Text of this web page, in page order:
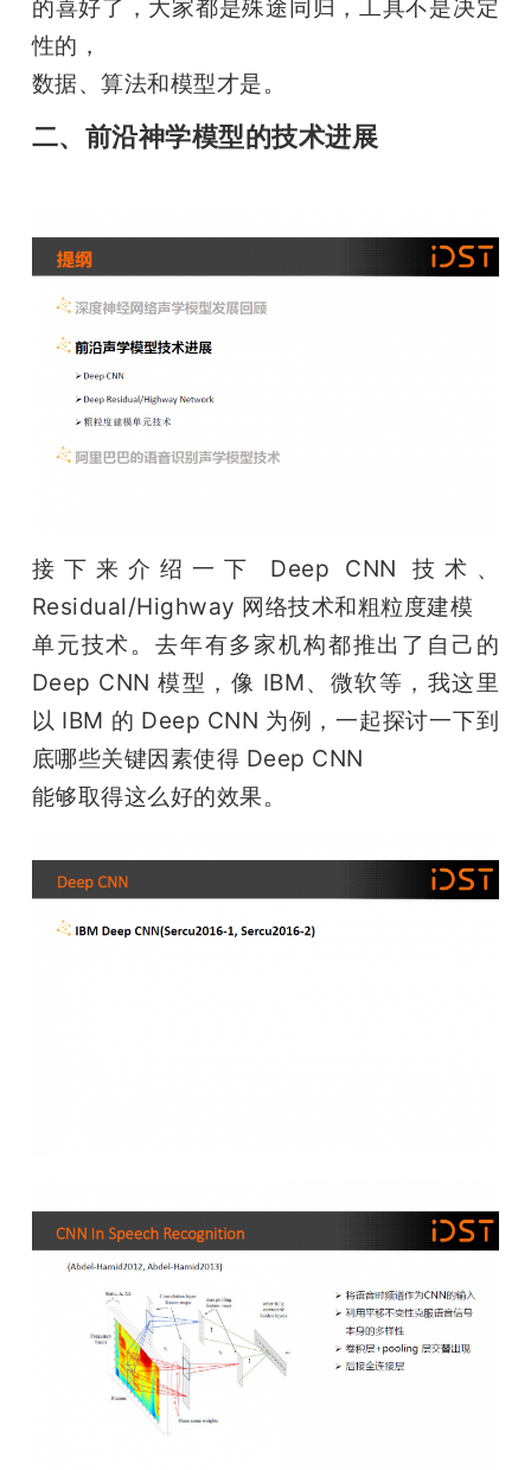
的喜好了，大家都是殊途同归，工具不是决定
性的，
数据、算法和模型才是。
二、前沿神学模型的技术进展
接下来介绍一下 Deep CNN 技术、
Residual/Highway 网络技术和粗粒度建模
单元技术。去年有多家机构都推出了自己的
Deep CNN 模型，像 IBM、微软等，我这里
以 IBM 的 Deep CNN 为例，一起探讨一下到
底哪些关键因素使得 Deep CNN
能够取得这么好的效果。